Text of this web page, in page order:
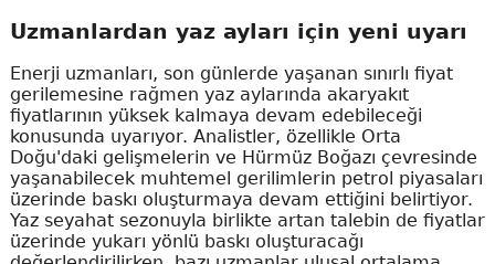
Uzmanlardan yaz ayları için yeni uyarı
Enerji uzmanları, son günlerde yaşanan sınırlı fiyat
gerilemesine rağmen yaz aylarında akaryakıt
fiyatlarının yüksek kalmaya devam edebileceği
konusunda uyarıyor. Analistler, özellikle Orta
Doğu'daki gelişmelerin ve Hürmüz Boğazı çevresinde
yaşanabilecek muhtemel gerilimlerin petrol piyasaları
üzerinde baskı oluşturmaya devam ettiğini belirtiyor.
Yaz seyahat sezonuyla birlikte artan talebin de fiyatlar
üzerinde yukarı yönlü baskı oluşturacağı